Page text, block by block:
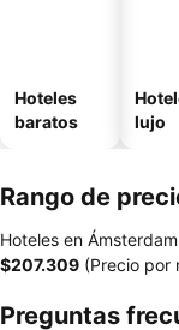
Hoteles
baratos
lujo
Rango de
Hoteles en
‎$207.309 (Precio por
Preguntas